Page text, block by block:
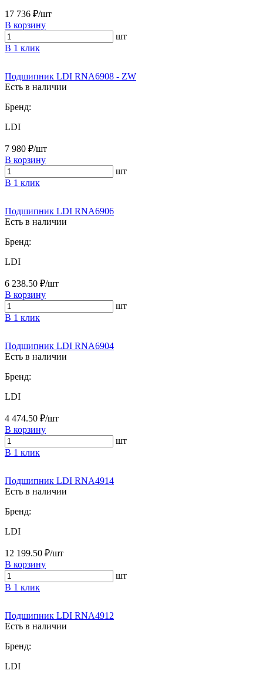
17 736 ₽/шт
В корзину
шт
В 1 клик
Подшипник LDI RNA6908 - ZW
Есть в наличии
Бренд:
LDI
7 980 ₽/шт
В корзину
шт
В 1 клик
Подшипник LDI RNA6906
Есть в наличии
Бренд:
LDI
6 238.50 ₽/шт
В корзину
шт
В 1 клик
Подшипник LDI RNA6904
Есть в наличии
Бренд:
LDI
4 474.50 ₽/шт
В корзину
шт
В 1 клик
Подшипник LDI RNA4914
Есть в наличии
Бренд:
LDI
12 199.50 ₽/шт
В корзину
шт
В 1 клик
Подшипник LDI RNA4912
Есть в наличии
Бренд:
LDI